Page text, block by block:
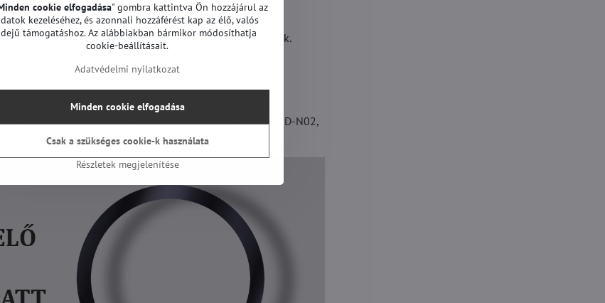
TX-43GX555E, TX-43FX551B, TX-43GX550E és mások.
2D-N02, VES43UNYB-2D-N02, VES43UNYA-2D-N02,
és mások.
cookie elfogadása" gombra kattintva Ön hozzájárul az
kezeléséhez, és azonnali hozzáférést kap az élő, valós
támogatáshoz. Az alábbiakban bármikor módosíthatja
cookie-beállításait.
Adatvédelmi nyilatkozat
Részletek megjelenítése
Minden cookie elfogadása
Csak a szükséges cookie-k használata